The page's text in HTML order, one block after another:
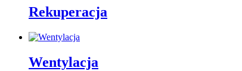
Rekuperacja
Wentylacja